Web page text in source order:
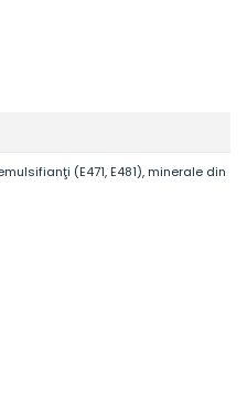
(E471, E481), minerale din